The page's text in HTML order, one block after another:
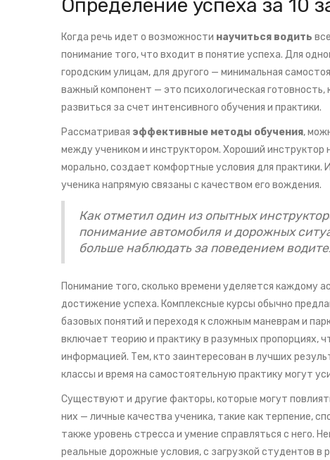
Определение успеха за 10
Когда речь идет о возможности научиться водить
понимание того, что входит в понятие успеха. Для
городским улицам, для другого — минимальная
важный компонент — это психологическая
развиться за счет интенсивного обучения и практики.
Рассматривая эффективные методы обучения,
между учеником и инструктором. Хороший инструктор
морально, создает комфортные условия для
ученика напрямую связаны с качеством его вождения.
Как отметил один из опытных
понимание автомобиля и дорожных
больше наблюдать за поведением
Понимание того, сколько времени уделяется каждому
достижение успеха. Комплексные курсы обычно
базовых понятий и переходя к сложным маневрам и
включает теорию и практику в разумных пропорциях,
информацией. Тем, кто заинтересован в лучших
классы и время на самостоятельную практику могут
Существуют и другие факторы, которые могут
них — личные качества ученика, такие как терпение,
также уровень стресса и умение справляться с него.
реальные дорожные условия, с загрузкой студентов в